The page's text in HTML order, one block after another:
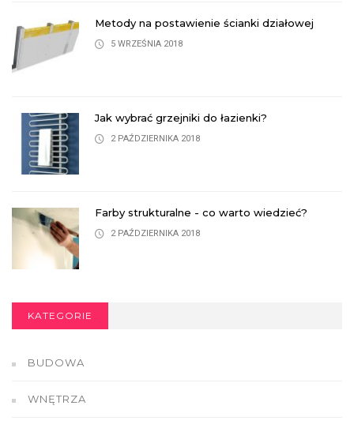
Metody na postawienie ścianki działowej
5 WRZEŚNIA 2018
Jak wybrać grzejniki do łazienki?
2 PAŹDZIERNIKA 2018
Farby strukturalne - co warto wiedzieć?
2 PAŹDZIERNIKA 2018
KATEGORIE
BUDOWA
WNĘTRZA